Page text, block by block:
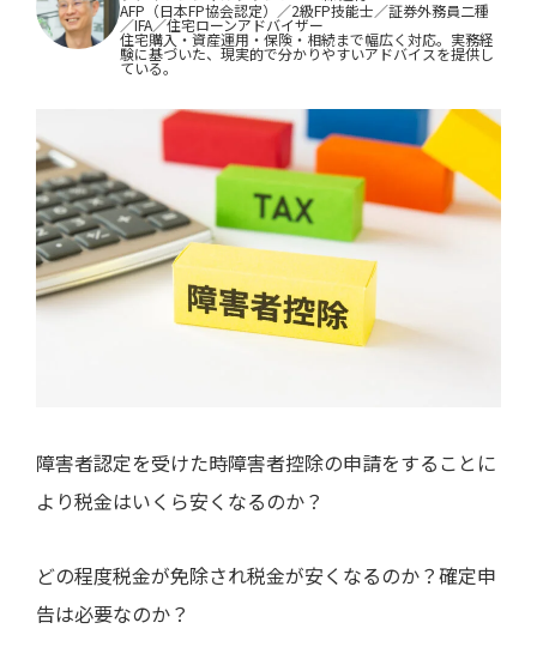
AFP（日本FP協会認定）／2級FP技能士／証券外務員二種
／IFA／住宅ローンアドバイザー
住宅購入・資産運用・保険・相続まで幅広く対応。実務経
験に基づいた、現実的で分かりやすいアドバイスを提供し
ている。
障害者認定を受けた時障害者控除の申請をすることに
より税金はいくら安くなるのか？
どの程度税金が免除され税金が安くなるのか？確定申
告は必要なのか？